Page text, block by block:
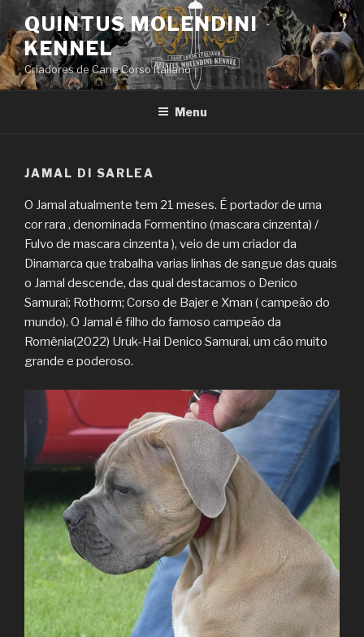
Saltar
para
o
conteúdo
QUINTUS MOLENDINI
KENNEL
Criadores de Cane Corso Italiano
Menu
JAMAL DI SARLEA
O Jamal atualmente tem 21 meses. É portador de uma
cor rara , denominada Formentino (mascara cinzenta) /
Fulvo de mascara cinzenta ), veio de um criador da
Dinamarca que trabalha varias linhas de sangue das quais
o Jamal descende, das qual destacamos o Denico
Samurai; Rothorm; Corso de Bajer e Xman ( campeão do
mundo). O Jamal é filho do famoso campeão da
Romênia(2022) Uruk-Hai Denico Samurai, um cão muito
grande e poderoso.